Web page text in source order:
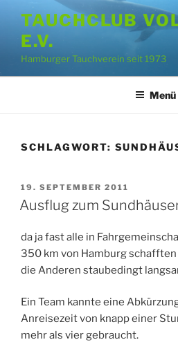
Inhalt
springen
TAUCHCLUB
E.V.
Hamburger Tauchverein seit 1973
Menü
SCHLAGWORT:
VERÖFFENTLICHT
AM
19. SEPTEMBER 2011
Ausflug zum
da ja fast alle in
350 km von Hamburg
die Anderen staubedingt
Ein Team kannte eine
Anreisezeit von knapp einer
mehr als vier gebraucht.